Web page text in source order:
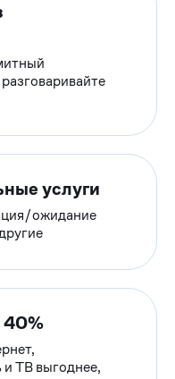
услуги
ожидание
40%
ТВ выгоднее,